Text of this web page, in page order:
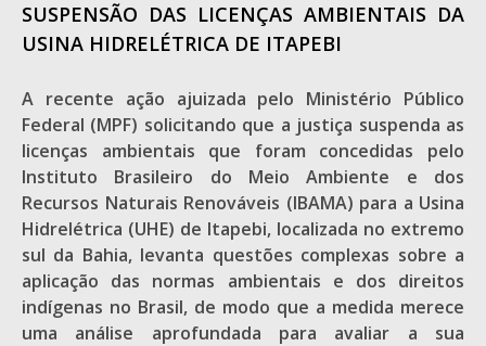
SUSPENSÃO DAS LICENÇAS AMBIENTAIS DA
USINA HIDRELÉTRICA DE ITAPEBI
A recente ação ajuizada pelo Ministério Público
Federal (MPF) solicitando que a justiça suspenda as
licenças ambientais que foram concedidas pelo
Instituto Brasileiro do Meio Ambiente e dos
Recursos Naturais Renováveis (IBAMA) para a Usina
Hidrelétrica (UHE) de Itapebi, localizada no extremo
sul da Bahia, levanta questões complexas sobre a
aplicação das normas ambientais e dos direitos
indígenas no Brasil, de modo que a medida merece
uma análise aprofundada para avaliar a sua